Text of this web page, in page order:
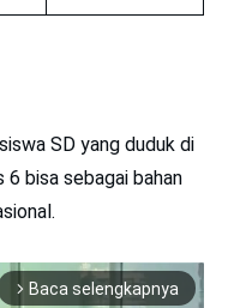
SD yang duduk di
bisa sebagai bahan
arrow_forward_ios Baca selengkapnya